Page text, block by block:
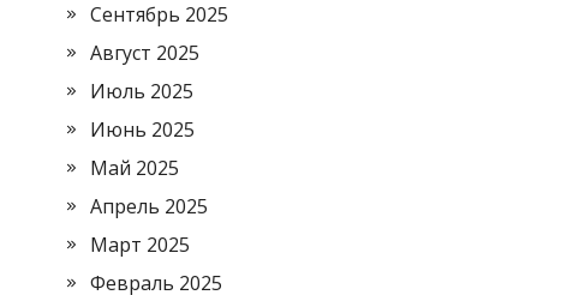
Сентябрь 2025
Август 2025
Июль 2025
Июнь 2025
Май 2025
Апрель 2025
Март 2025
Февраль 2025